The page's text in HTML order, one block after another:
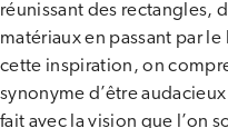
réunissant des rectangles,
matériaux en passant par
cette inspiration, on
synonyme d’être
fait avec la vision que l’on